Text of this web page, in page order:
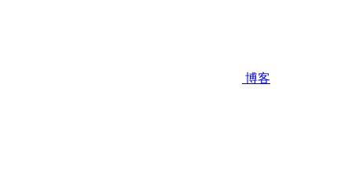
博客